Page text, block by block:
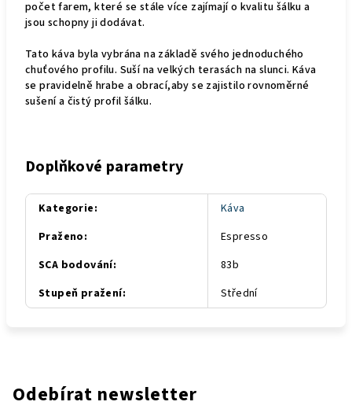
počet farem, které se stále více zajímají o kvalitu šálku a
jsou schopny ji dodávat.
Tato káva byla vybrána na základě svého jednoduchého
chuťového profilu. Suší na velkých terasách na slunci. Káva
se pravidelně hrabe a obrací,aby se zajistilo rovnoměrné
sušení a čistý profil šálku.
Doplňkové parametry
Kategorie:
Káva
Praženo:
Espresso
SCA bodování:
83b
Stupeň pražení: Střední
Odebírat newsletter